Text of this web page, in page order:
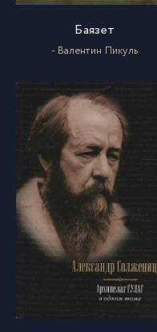
Баязет
- Валентин Пикуль